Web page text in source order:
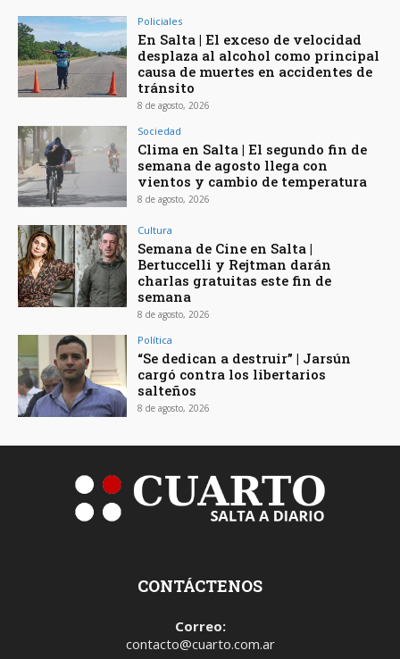
Policiales
En Salta | El exceso de velocidad
desplaza al alcohol como principal
causa de muertes en accidentes de
tránsito
8 de agosto, 2026
Sociedad
Clima en Salta | El segundo fin de
semana de agosto llega con
vientos y cambio de temperatura
8 de agosto, 2026
Cultura
Semana de Cine en Salta |
Bertuccelli y Rejtman darán
charlas gratuitas este fin de
semana
8 de agosto, 2026
Política
“Se dedican a destruir” | Jarsún
cargó contra los libertarios
salteños
8 de agosto, 2026
CONTÁCTENOS
Correo:
contacto@cuarto.com.ar